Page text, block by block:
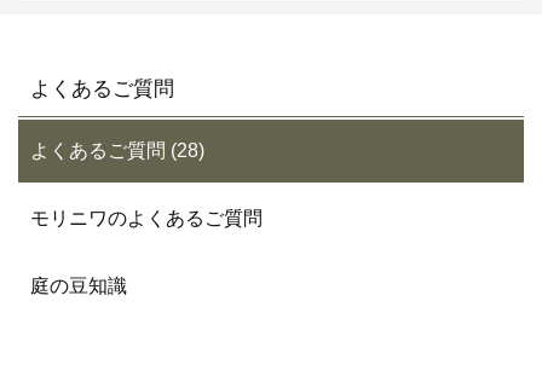
よくあるご質問
よくあるご質問 (28)
モリニワのよくあるご質問
庭の豆知識